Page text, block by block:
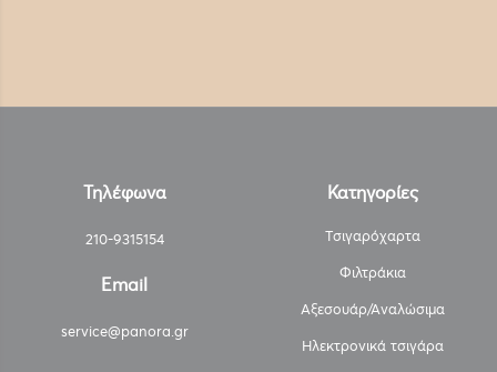
Τηλέφωνα
210-9315154
Email
service@panora.gr
Κατηγορίες
Τσιγαρόχαρτα
Φιλτράκια
Αξεσουάρ/Αναλώσιμα
Ηλεκτρονικά τσιγάρα